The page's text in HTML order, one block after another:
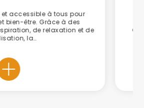
au CAB ! –> Téléchargez
Béglais Padel (disponible sur
Store) Toutes les démarches
sont à réaliser…